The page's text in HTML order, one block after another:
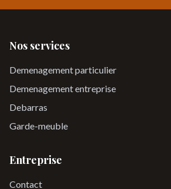
Nos services
Demenagement particulier
Demenagement entreprise
Debarras
Garde-meuble
Entreprise
Contact